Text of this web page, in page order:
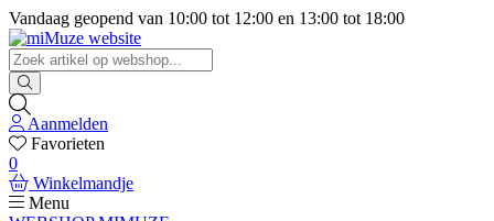
Vandaag geopend van 10:00 tot 12:00 en 13:00 tot 18:00
Aanmelden
Favorieten
0
Winkelmandje
Menu